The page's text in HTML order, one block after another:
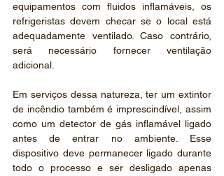
equipamentos com fluidos inflamáveis, os
refrigeristas devem checar se o local está
adequadamente ventilado. Caso contrário,
será necessário fornecer ventilação
adicional.
Em serviços dessa natureza, ter um extintor
de incêndio também é imprescindível, assim
como um detector de gás inflamável ligado
antes de entrar no ambiente. Esse
dispositivo deve permanecer ligado durante
todo o processo e ser desligado apenas